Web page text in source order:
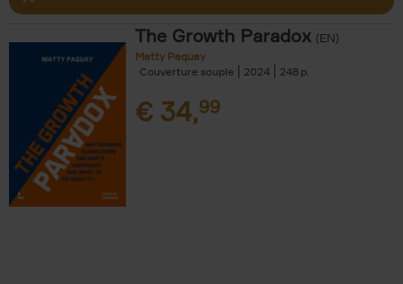
The Growth Paradox (EN)
Matty Paquay
Couverture souple
2024 248
€ 34,99